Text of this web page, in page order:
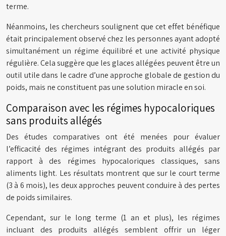
terme.
Néanmoins, les chercheurs soulignent que cet effet bénéfique
était principalement observé chez les personnes ayant adopté
simultanément un régime équilibré et une activité physique
régulière. Cela suggère que les glaces allégées peuvent être un
outil utile dans le cadre d’une approche globale de gestion du
poids, mais ne constituent pas une solution miracle en soi.
Comparaison avec les régimes hypocaloriques
sans produits allégés
Des études comparatives ont été menées pour évaluer
l’efficacité des régimes intégrant des produits allégés par
rapport à des régimes hypocaloriques classiques, sans
aliments light. Les résultats montrent que sur le court terme
(3 à 6 mois), les deux approches peuvent conduire à des pertes
de poids similaires.
Cependant, sur le long terme (1 an et plus), les régimes
incluant des produits allégés semblent offrir un léger